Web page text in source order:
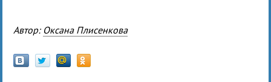
Автор: Оксана Плисенкова